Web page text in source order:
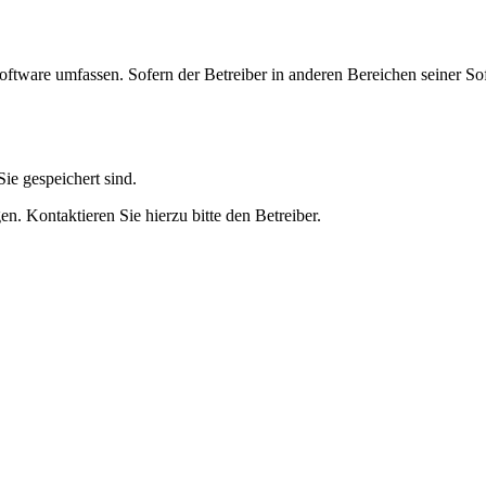
umfassen. Sofern der Betreiber in anderen Bereichen seiner
gespeichert sind.
Kontaktieren Sie hierzu bitte den Betreiber.